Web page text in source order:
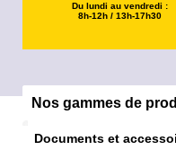
Du lundi au vendredi :
8h-12h / 13h-17h30
Nos gammes de
Documents et